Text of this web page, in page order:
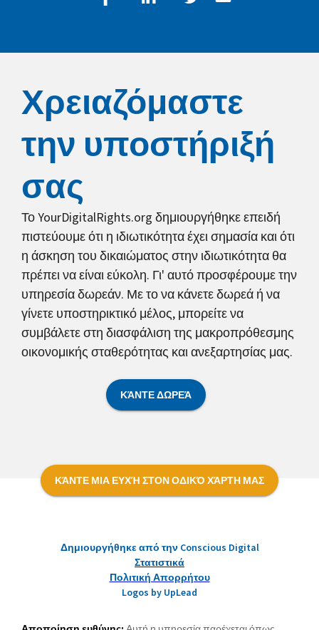
Χρειαζόμαστε
την υποστήριξή
σας
Το YourDigitalRights.org δημιουργήθηκε επειδή
πιστεύουμε ότι η ιδιωτικότητα έχει σημασία και ότι
η άσκηση του δικαιώματος στην ιδιωτικότητα θα
πρέπει να είναι εύκολη. Γι' αυτό προσφέρουμε την
υπηρεσία δωρεάν. Με το να κάνετε δωρεά ή να
γίνετε υποστηρικτικό μέλος, μπορείτε να
συμβάλετε στη διασφάλιση της μακροπρόθεσμης
οικονομικής σταθερότητας και ανεξαρτησίας μας.
ΚΆΝΤΕ ΔΩΡΕΆ
ΚΆΝΤΕ ΜΙΑ ΕΥΧΉ ΣΤΟΝ ΟΔΙΚΌ ΧΆΡΤΗ ΜΑΣ
Δημιουργήθηκε από την Conscious Digital
Στατιστικά
Πολιτική Απορρήτου
Logos by UpLead